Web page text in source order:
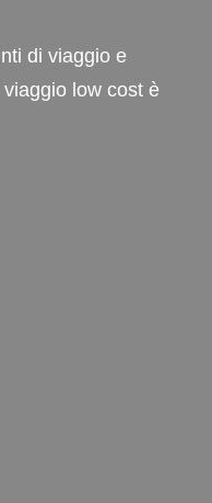
di viaggio e
low cost è